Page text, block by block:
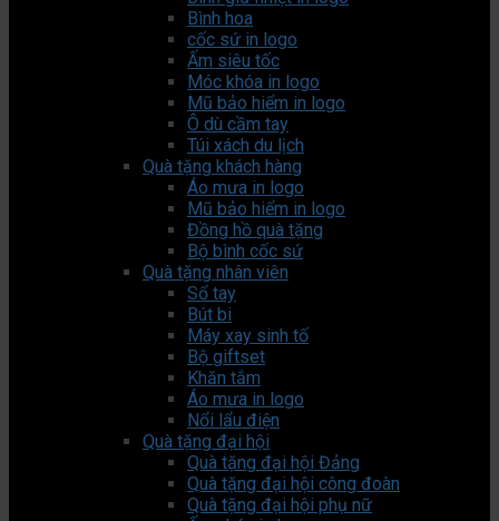
Bình hoa
cốc sứ in logo
Ấm siêu tốc
Móc khóa in logo
Mũ bảo hiểm in logo
Ô dù cầm tay
Túi xách du lịch
Quà tặng khách hàng
Áo mưa in logo
Mũ bảo hiểm in logo
Đồng hồ quà tặng
Bộ bình cốc sứ
Quà tặng nhân viên
Sổ tay
Bút bi
Máy xay sinh tố
Bộ giftset
Khăn tắm
Áo mưa in logo
Nổi lẩu điện
Quà tặng đại hội
Quà tặng đại hội Đảng
Quà tặng đại hội công đoàn
Quà tặng đại hội phụ nữ